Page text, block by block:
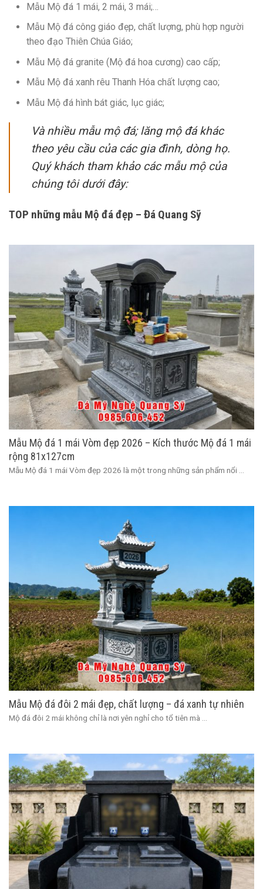
Mẫu Mộ đá 1 mái, 2 mái, 3 mái;…
Mẫu Mộ đá công giáo đẹp, chất lượng, phù hợp người
theo đạo Thiên Chúa Giáo;
Mẫu Mộ đá granite (Mộ đá hoa cương) cao cấp;
Mẫu Mộ đá xanh rêu Thanh Hóa chất lượng cao;
Mẫu Mộ đá hình bát giác, lục giác;
Và nhiều mẫu mộ đá; lăng mộ đá khác
theo yêu cầu của các gia đình, dòng họ.
Quý khách tham khảo các mẫu mộ của
chúng tôi dưới đây:
TOP những mẫu Mộ đá đẹp – Đá Quang Sỹ
Mẫu Mộ đá 1 mái Vòm đẹp 2026 – Kích thước Mộ đá 1 mái
rộng 81x127cm
Mẫu Mộ đá 1 mái Vòm đẹp 2026 là một trong những sản phẩm nổi ...
Mẫu Mộ đá đôi 2 mái đẹp, chất lượng – đá xanh tự nhiên
Mộ đá đôi 2 mái không chỉ là nơi yên nghỉ cho tổ tiên mà ...